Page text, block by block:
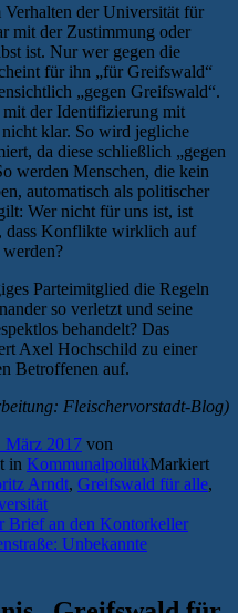
der Universität für
mit der Zustimmung oder
ist. Nur wer gegen die
für ihn „für Greifswald“
„gegen Greifswald“.
der Identifizierung mit
klar. So wird jegliche
da diese schließlich „gegen
werden Menschen, die kein
automatisch als politischer
Wer nicht für uns ist, ist
dass Konflikte wirklich auf
Parteimitglied die Regeln
so verletzt und seine
behandelt? Das
Axel Hochschild zu einer
Betroffenen auf.
Fleischervorstadt-Blog)
März 2017 von
in KommunalpolitikMarkiert
Arndt, Greifswald für alle,
Brief an den Kontorkeller
Unbekannte